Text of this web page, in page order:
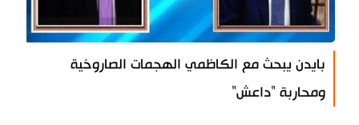
بايدن يبحث مع الكاظمي الهجمات الصاروخية
ومحاربة "داعش"